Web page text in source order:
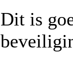
Dit is